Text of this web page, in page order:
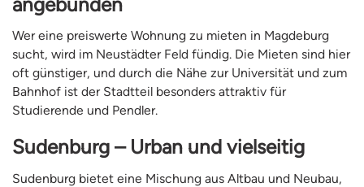
Wer eine preiswerte Wohnung zu mieten in Magdeburg
sucht, wird im Neustädter Feld fündig. Die Mieten sind hier
oft günstiger, und durch die Nähe zur Universität und zum
Bahnhof ist der Stadtteil besonders attraktiv für
Studierende und Pendler.
Sudenburg – Urban und vielseitig
Sudenburg bietet eine Mischung aus Altbau und Neubau,